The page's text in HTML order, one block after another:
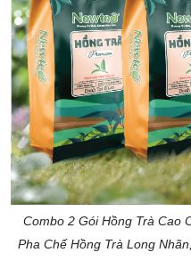
Combo 2 Gói Hồng Trà Cao
Pha Chế Hồng Trà Long